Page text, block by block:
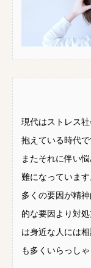
現代はストレス
抱えている時代で
またそれに伴い
難になっています
多くの要因が精
的な要因より対
は身近な人には
も多くいらっし